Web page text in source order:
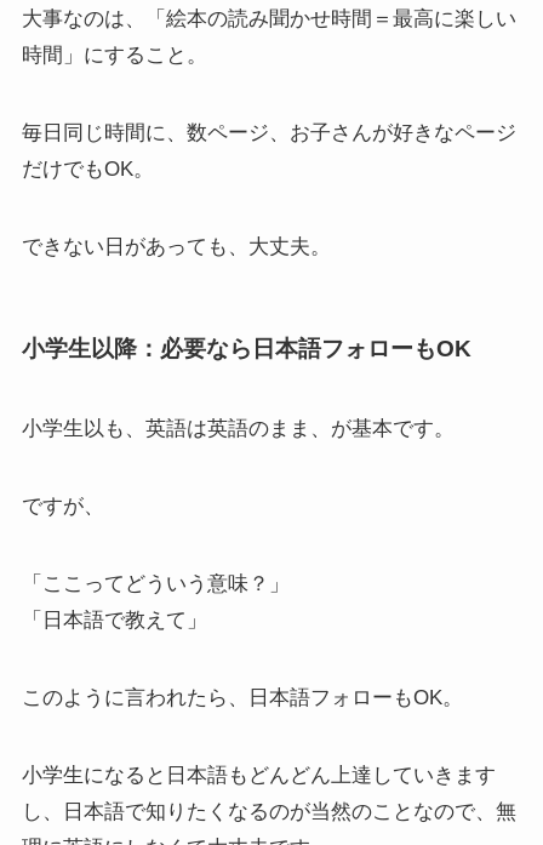
大事なのは、「絵本の読み聞かせ時間＝最高に楽しい
時間」にすること。
毎日同じ時間に、数ページ、お子さんが好きなページ
だけでもOK。
できない日があっても、大丈夫。
小学生以降：必要なら日本語フォローもOK
小学生以も、英語は英語のまま、が基本です。
ですが、
「ここってどういう意味？」
「日本語で教えて」
このように言われたら、日本語フォローもOK。
小学生になると日本語もどんどん上達していきます
し、日本語で知りたくなるのが当然のことなので、無